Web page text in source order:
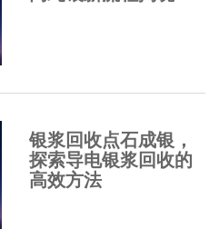
银浆回收点石成银，
探索导电银浆回收的
高效方法